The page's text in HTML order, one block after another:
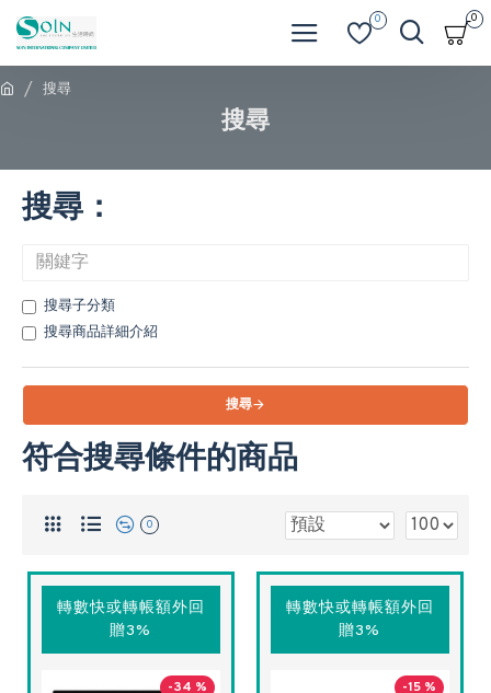
0 0
搜尋
搜尋
搜尋：
搜尋子分類
搜尋商品詳細介紹
搜尋
符合搜尋條件的商品
0
轉數快或轉帳額外回
贈3%
-34 %
轉數快或轉帳額外回
贈3%
-15 %